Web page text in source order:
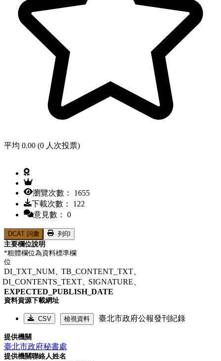
平均 0.00 (0 人次投票)
瀏覽次數： 1655
下載次數： 122
意見數： 0
DCAT 詞彙
列印
主要欄位說明
*粗體欄位為資料標準欄
位
DI_TXT_NUM、TB_CONTENT_TXT、
DI_CONTENTS_TEXT、SIGNATURE、
EXPECTED_PUBLISH_DATE
資料資源下載網址
CSV 檢視資料 臺北市政府公報發刊紀錄
提供機關
臺北市政府秘書處
提供機關聯絡人姓名